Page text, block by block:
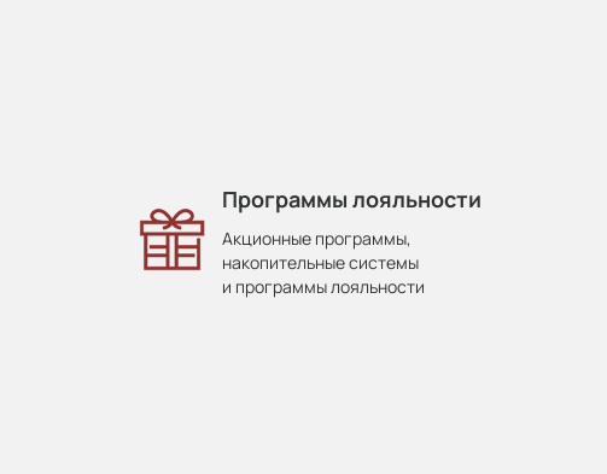
Программы лояльности
Акционные программы,
накопительные системы
и программы лояльности